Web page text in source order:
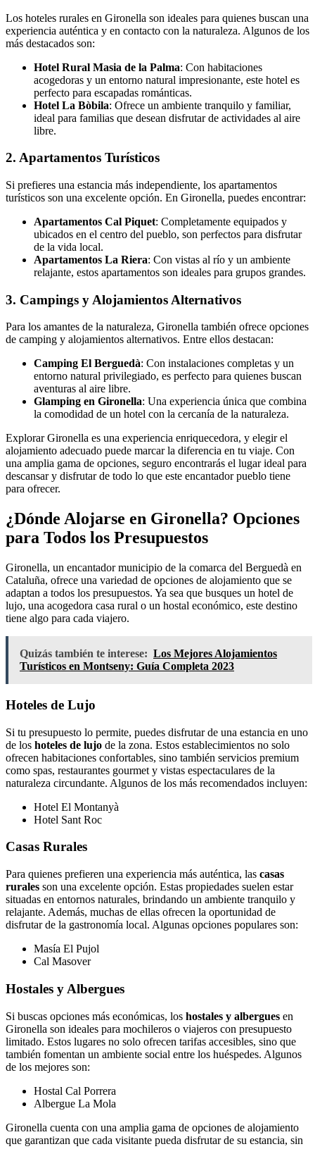
Los hoteles rurales en Gironella son ideales para quienes buscan una
experiencia auténtica y en contacto con la naturaleza. Algunos de los
más destacados son:
Hotel Rural Masia de la Palma: Con habitaciones
acogedoras y un entorno natural impresionante, este hotel es
perfecto para escapadas románticas.
Hotel La Bòbila: Ofrece un ambiente tranquilo y familiar,
ideal para familias que desean disfrutar de actividades al aire
libre.
2. Apartamentos Turísticos
Si prefieres una estancia más independiente, los apartamentos
turísticos son una excelente opción. En Gironella, puedes encontrar:
Apartamentos Cal Piquet: Completamente equipados y
ubicados en el centro del pueblo, son perfectos para disfrutar
de la vida local.
Apartamentos La Riera: Con vistas al río y un ambiente
relajante, estos apartamentos son ideales para grupos grandes.
3. Campings y Alojamientos Alternativos
Para los amantes de la naturaleza, Gironella también ofrece opciones
de camping y alojamientos alternativos. Entre ellos destacan:
Camping El Berguedà: Con instalaciones completas y un
entorno natural privilegiado, es perfecto para quienes buscan
aventuras al aire libre.
Glamping en Gironella: Una experiencia única que combina
la comodidad de un hotel con la cercanía de la naturaleza.
Explorar Gironella es una experiencia enriquecedora, y elegir el
alojamiento adecuado puede marcar la diferencia en tu viaje. Con
una amplia gama de opciones, seguro encontrarás el lugar ideal para
descansar y disfrutar de todo lo que este encantador pueblo tiene
para ofrecer.
¿Dónde Alojarse en Gironella? Opciones
para Todos los Presupuestos
Gironella, un encantador municipio de la comarca del Berguedà en
Cataluña, ofrece una variedad de opciones de alojamiento que se
adaptan a todos los presupuestos. Ya sea que busques un hotel de
lujo, una acogedora casa rural o un hostal económico, este destino
tiene algo para cada viajero.
Quizás también te interese: Los Mejores Alojamientos
Turísticos en Montseny: Guía Completa 2023
Hoteles de Lujo
Si tu presupuesto lo permite, puedes disfrutar de una estancia en uno
de los hoteles de lujo de la zona. Estos establecimientos no solo
ofrecen habitaciones confortables, sino también servicios premium
como spas, restaurantes gourmet y vistas espectaculares de la
naturaleza circundante. Algunos de los más recomendados incluyen:
Hotel El Montanyà
Hotel Sant Roc
Casas Rurales
Para quienes prefieren una experiencia más auténtica, las casas
rurales son una excelente opción. Estas propiedades suelen estar
situadas en entornos naturales, brindando un ambiente tranquilo y
relajante. Además, muchas de ellas ofrecen la oportunidad de
disfrutar de la gastronomía local. Algunas opciones populares son:
Masía El Pujol
Cal Masover
Hostales y Albergues
Si buscas opciones más económicas, los hostales y albergues en
Gironella son ideales para mochileros o viajeros con presupuesto
limitado. Estos lugares no solo ofrecen tarifas accesibles, sino que
también fomentan un ambiente social entre los huéspedes. Algunos
de los mejores son:
Hostal Cal Porrera
Albergue La Mola
Gironella cuenta con una amplia gama de opciones de alojamiento
que garantizan que cada visitante pueda disfrutar de su estancia, sin